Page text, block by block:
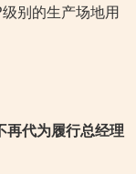
别的生产场地用
再代为履行总经理